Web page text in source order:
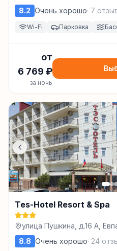
8.2 Очень хорошо· 7
Wi-Fi Парковка
от
6 769 ₽
за ночь
Tes-Hotel Resort & Spa
улица Пушкина, д.16 А,
8.8 Очень хорошо· 24